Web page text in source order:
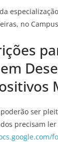
no
em
poderão ser
precisam ler